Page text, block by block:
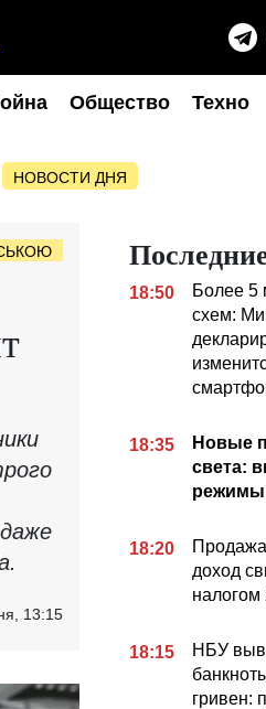
Общество Техно
НОВОСТИ ДНЯ
13:15
18:50
Более 5
схем:
18:35
Новые
света:
режимы
18:20
доход
налогом
18:15
НБУ
гривен: